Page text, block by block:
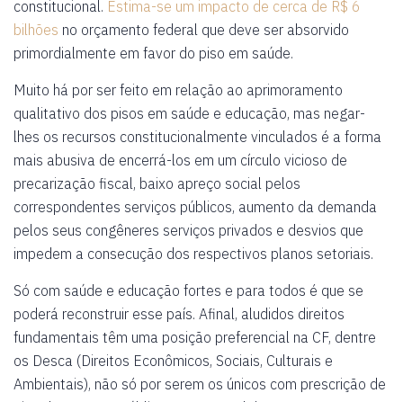
constitucional. Estima-se um impacto de cerca de R$ 6
bilhões no orçamento federal que deve ser absorvido
primordialmente em favor do piso em saúde.
Muito há por ser feito em relação ao aprimoramento
qualitativo dos pisos em saúde e educação, mas negar-
lhes os recursos constitucionalmente vinculados é a forma
mais abusiva de encerrá-los em um círculo vicioso de
precarização fiscal, baixo apreço social pelos
correspondentes serviços públicos, aumento da demanda
pelos seus congêneres serviços privados e desvios que
impedem a consecução dos respectivos planos setoriais.
Só com saúde e educação fortes e para todos é que se
poderá reconstruir esse país. Afinal, aludidos direitos
fundamentais têm uma posição preferencial na CF, dentre
os Desca (Direitos Econômicos, Sociais, Culturais e
Ambientais), não só por serem os únicos com prescrição de